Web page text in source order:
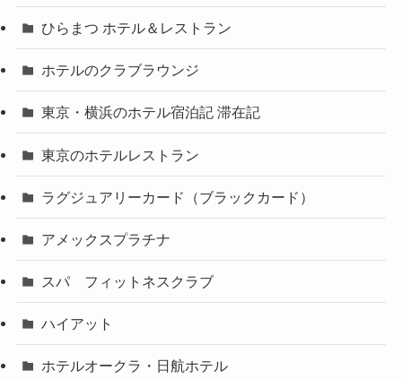
ひらまつ ホテル＆レストラン
ホテルのクラブラウンジ
東京・横浜のホテル宿泊記 滞在記
東京のホテルレストラン
ラグジュアリーカード（ブラックカード）
アメックスプラチナ
スパ フィットネスクラブ
ハイアット
ホテルオークラ・日航ホテル